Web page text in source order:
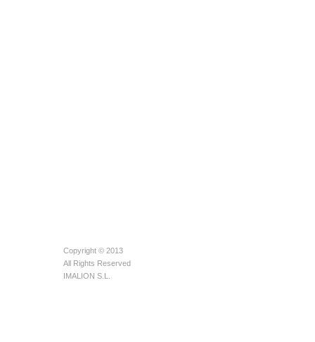
Copyright © 2013
All Rights Reserved
IMALION S.L.